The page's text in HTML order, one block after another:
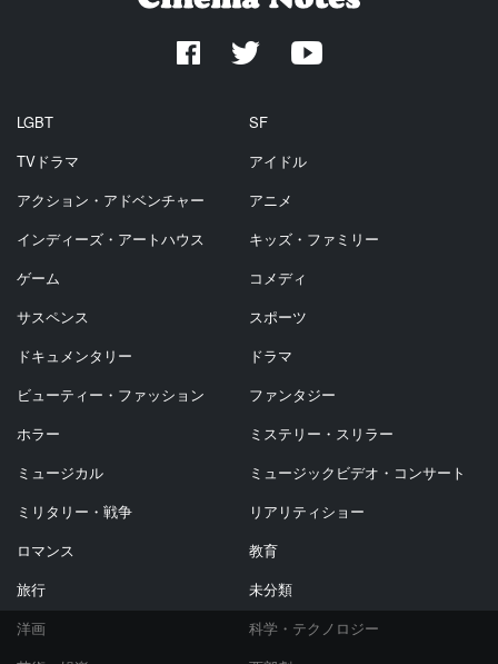
LGBT
SF
TVドラマ
アイドル
アクション・アドベンチャー
アニメ
インディーズ・アートハウス
キッズ・ファミリー
ゲーム
コメディ
サスペンス
スポーツ
ドキュメンタリー
ドラマ
ビューティー・ファッション
ファンタジー
ホラー
ミステリー・スリラー
ミュージカル
ミュージックビデオ・コンサート
ミリタリー・戦争
リアリティショー
ロマンス
教育
旅行
未分類
洋画
科学・テクノロジー